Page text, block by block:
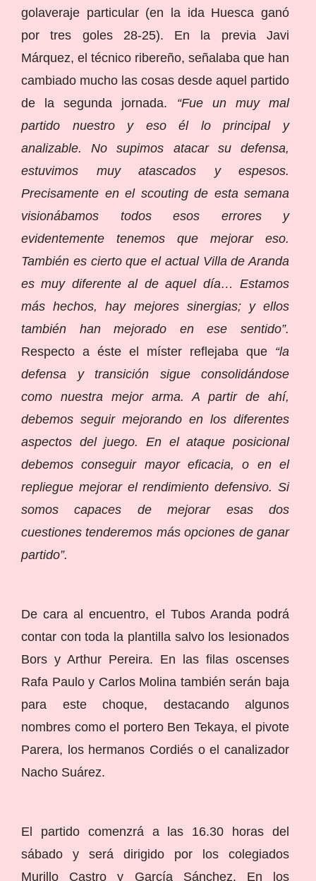
golaveraje particular (en la ida Huesca ganó
por tres goles 28-25). En la previa Javi
Márquez, el técnico ribereño, señalaba que han
cambiado mucho las cosas desde aquel partido
de la segunda jornada. “Fue un muy mal
partido nuestro y eso él lo principal y
analizable. No supimos atacar su defensa,
estuvimos muy atascados y espesos.
Precisamente en el scouting de esta semana
visionábamos todos esos errores y
evidentemente tenemos que mejorar eso.
También es cierto que el actual Villa de Aranda
es muy diferente al de aquel día… Estamos
más hechos, hay mejores sinergias; y ellos
también han mejorado en ese sentido”.
Respecto a éste el míster reflejaba que “la
defensa y transición sigue consolidándose
como nuestra mejor arma. A partir de ahí,
debemos seguir mejorando en los diferentes
aspectos del juego. En el ataque posicional
debemos conseguir mayor eficacia, o en el
repliegue mejorar el rendimiento defensivo. Si
somos capaces de mejorar esas dos
cuestiones tenderemos más opciones de ganar
partido”.
De cara al encuentro, el Tubos Aranda podrá
contar con toda la plantilla salvo los lesionados
Bors y Arthur Pereira. En las filas oscenses
Rafa Paulo y Carlos Molina también serán baja
para este choque, destacando algunos
nombres como el portero Ben Tekaya, el pivote
Parera, los hermanos Cordiés o el canalizador
Nacho Suárez.
El partido comenzrá a las 16.30 horas del
sábado y será dirigido por los colegiados
Murillo Castro y García Sánchez. En los